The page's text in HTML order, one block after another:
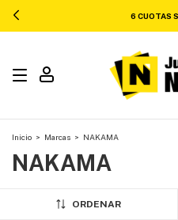
6 CUOTAS
Inicio > Marcas > NAKAMA
NAKAMA
ORDENAR